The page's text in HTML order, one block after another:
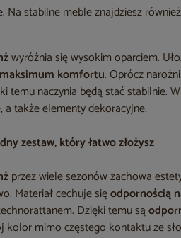
Na stabilne meble znajdziesz
wyróżnia się wysokim oparciem.
maksimum komfortu. Oprócz
temu naczynia będą stać stabilnie.
także elementy dekoracyjne.
zestaw, który łatwo złożysz
przez wiele sezonów zachowa
Materiał cechuje sięodpornością
Dzięki temu są
kolor mimo częstego kontaktu ze